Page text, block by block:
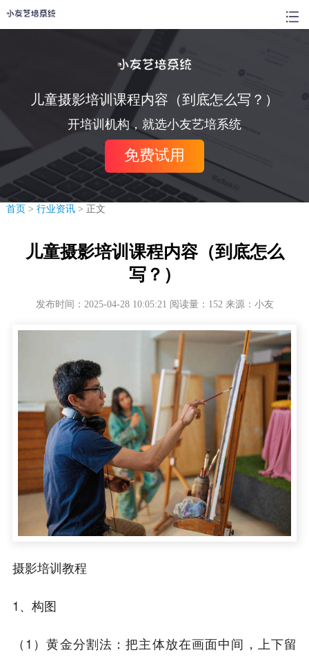
儿童摄影培训课程内容（到底怎么写？）
开培训机构，就选小友艺培系统
免费试用
首页> 行业资讯> 正文
儿童摄影培训课程内容（到底怎么
写？）
发布时间：2025-04-28 10:05:21 阅读量：152 来源：小友
摄影培训教程
1、构图
（1）黄金分割法：把主体放在画面中间，上下留